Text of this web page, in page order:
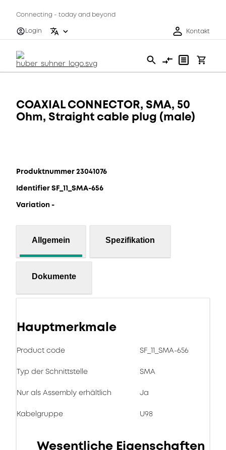
Connecting - today and beyond
Login
Kontakt
COAXIAL CONNECTOR, SMA, 50
Ohm, Straight cable plug (male)
Produktnummer 23041076
Identifier SF_11_SMA-656
Variation -
Allgemein Spezifikation
Dokumente
Hauptmerkmale
Product code SF_11_SMA-656
Typ der Schnittstelle SMA
Nur als Assembly erhältlich Ja
Kabelgruppe U98
Wesentliche Eigenschaften